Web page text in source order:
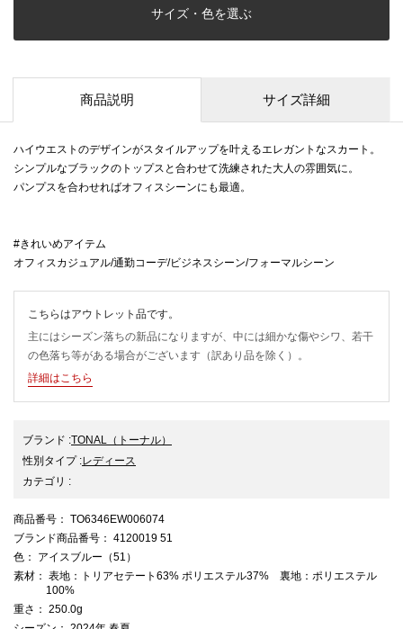
サイズ・色を選ぶ
商品説明 サイズ詳細
ハイウエストのデザインがスタイルアップを叶えるエレガントなスカート。
シンプルなブラックのトップスと合わせて洗練された大人の雰囲気に。
パンプスを合わせればオフィスシーンにも最適。
#きれいめアイテム
オフィスカジュアル/通勤コーデ/ビジネスシーン/フォーマルシーン
こちらはアウトレット品です。
主にはシーズン落ちの新品になりますが、中には細かな傷やシワ、若干
の色落ち等がある場合がございます（訳あり品を除く）。
詳細はこちら
ブランド :TONAL （トーナル）
性別タイプ:レディース
カテゴリ :
商品番号 ： TO6346EW006074
ブランド商品番号 ： 4120019 51
色 ： アイスブルー（51）
素材 ： 表地：トリアセテート63% ポリエステル37% 裏地：ポリエステル
100%
重さ ： 250.0g